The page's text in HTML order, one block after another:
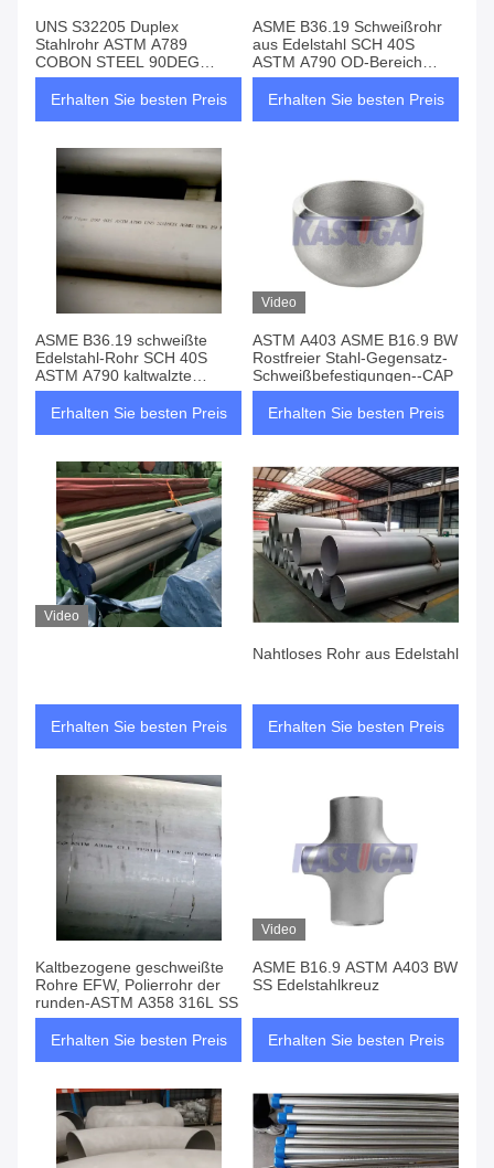
UNS S32205 Duplex
Stahlrohr ASTM A789
COBON STEEL 90DEG
ELBOW
Erhalten Sie besten Preis
ASME B36.19 Schweißrohr
aus Edelstahl SCH 40S
ASTM A790 OD-Bereich
1/8"--48"
Erhalten Sie besten Preis
ASME B36.19 schweißte
Edelstahl-Rohr SCH 40S
ASTM A790 kaltwalzte
nahtloses
Erhalten Sie besten Preis
Video
ASTM A403 ASME B16.9 BW
Rostfreier Stahl-Gegensatz-
Schweißbefestigungen--CAP
Erhalten Sie besten Preis
Video
Erhalten Sie besten Preis
Nahtloses Rohr aus Edelstahl
Erhalten Sie besten Preis
Kaltbezogene geschweißte
Rohre EFW, Polierrohr der
runden-ASTM A358 316L SS
Erhalten Sie besten Preis
Video
ASME B16.9 ASTM A403 BW
SS Edelstahlkreuz
Erhalten Sie besten Preis